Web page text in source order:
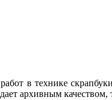
в технике
архивным качеством,